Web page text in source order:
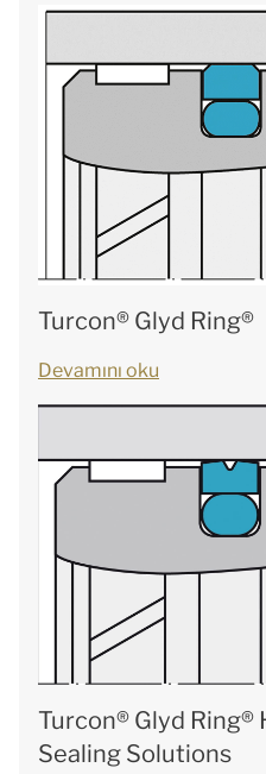
Turcon® Glyd Ring®
Devamını oku
Turcon® Glyd Ring®
Sealing Solutions